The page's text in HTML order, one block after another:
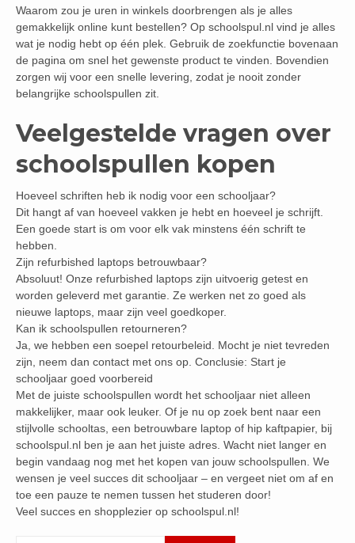
Waarom zou je uren in winkels doorbrengen als je alles
gemakkelijk online kunt bestellen? Op schoolspul.nl vind je alles
wat je nodig hebt op één plek. Gebruik de zoekfunctie bovenaan
de pagina om snel het gewenste product te vinden. Bovendien
zorgen wij voor een snelle levering, zodat je nooit zonder
belangrijke schoolspullen zit.
Veelgestelde vragen over
schoolspullen kopen
Hoeveel schriften heb ik nodig voor een schooljaar?
Dit hangt af van hoeveel vakken je hebt en hoeveel je schrijft.
Een goede start is om voor elk vak minstens één schrift te
hebben.
Zijn refurbished laptops betrouwbaar?
Absoluut! Onze refurbished laptops zijn uitvoerig getest en
worden geleverd met garantie. Ze werken net zo goed als
nieuwe laptops, maar zijn veel goedkoper.
Kan ik schoolspullen retourneren?
Ja, we hebben een soepel retourbeleid. Mocht je niet tevreden
zijn, neem dan contact met ons op. Conclusie: Start je
schooljaar goed voorbereid
Met de juiste schoolspullen wordt het schooljaar niet alleen
makkelijker, maar ook leuker. Of je nu op zoek bent naar een
stijlvolle schooltas, een betrouwbare laptop of hip kaftpapier, bij
schoolspul.nl ben je aan het juiste adres. Wacht niet langer en
begin vandaag nog met het kopen van jouw schoolspullen. We
wensen je veel succes dit schooljaar – en vergeet niet om af en
toe een pauze te nemen tussen het studeren door!
Veel succes en shopplezier op schoolspul.nl!